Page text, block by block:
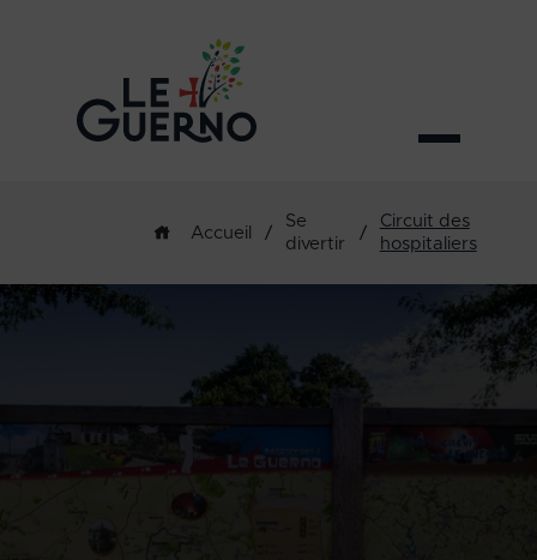
Accueil /
Se
divertir
/
Circuit des
hospitaliers